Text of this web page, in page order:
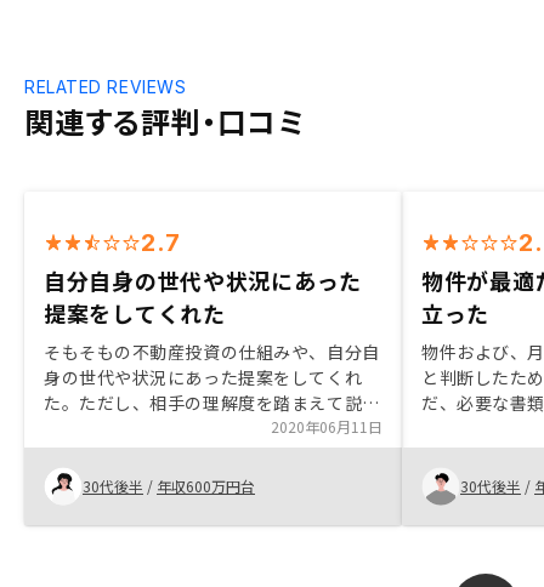
関連する評判・口コミ
RELATED REVIEWS
2.7
自分自身の世代や状況にあった
提案をしてくれた
そもそもの不動産投資の仕組みや、自分自
身の世代や状況にあった提案をしてくれ
た。ただし、相手の理解度を踏まえて説明
をして頂かないと後々の不信感に繋がって
くると思う。私自身は、実際に契約したの
はこちらから希望して2人目のエージェン
トさんに改めて話を聞いて納得出来たから
であり、エージェントさんの能力にもよる
2020年06月11日
30代後半 / 年収600万円台
物件が最適
立った
物件および、
と判断したた
だ、必要な書
済みにも関わ
の時間を割き
案だけでなく
も不備無く、
申し込み内容
30代後半 /